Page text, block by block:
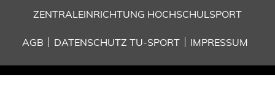
ZENTRALEINRICHTUNG HOCHSCHULSPORT
AGB DATENSCHUTZ TU-SPORT IMPRESSUM